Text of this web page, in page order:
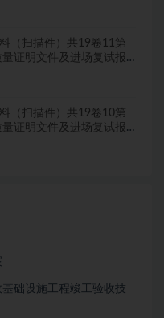
（扫描件）共19卷11第
量证明文件及进场复试报
（扫描件）共19卷10第
证明文件及进场复试报
础设施工程竣工验收技